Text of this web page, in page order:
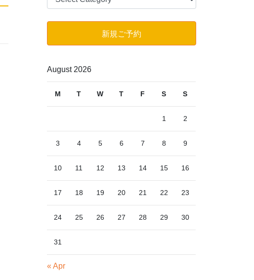
テ
ー
新規ご予約
August 2026
M T W T F S S
1 2
3 4 5 6 7 8 9
10 11 12 13 14 15 16
17 18 19 20 21 22 23
24 25 26 27 28 29 30
31
« Apr